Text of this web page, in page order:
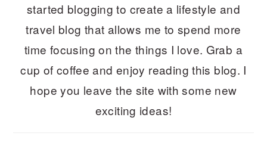
started blogging to create a lifestyle and
travel blog that allows me to spend more
time focusing on the things I love. Grab a
cup of coffee and enjoy reading this blog. I
hope you leave the site with some new
exciting ideas!